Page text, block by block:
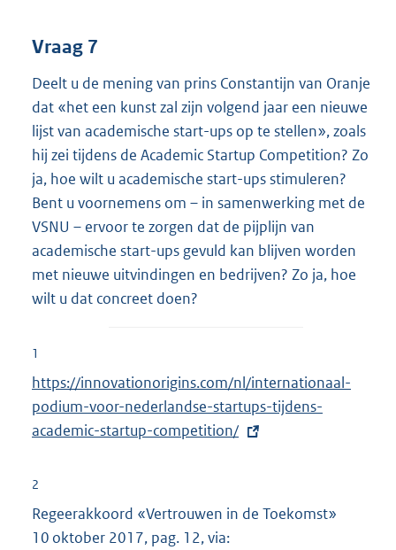
Vraag 7
Deelt u de mening van prins Constantijn van Oranje
dat «het een kunst zal zijn volgend jaar een nieuwe
lijst van academische start-ups op te stellen», zoals
hij zei tijdens de Academic Startup Competition? Zo
ja, hoe wilt u academische start-ups stimuleren?
Bent u voornemens om – in samenwerking met de
VSNU – ervoor te zorgen dat de pijplijn van
academische start-ups gevuld kan blijven worden
met nieuwe uitvindingen en bedrijven? Zo ja, hoe
wilt u dat concreet doen?
1
E
x
t
r
e
https://innovationorigins.com/nl/internationaal-
podium-voor-nederlandse-startups-tijdens-
academic-startup-competition/
2
Regeerakkoord «Vertrouwen in de Toekomst»
10 oktober 2017, pag. 12, via: